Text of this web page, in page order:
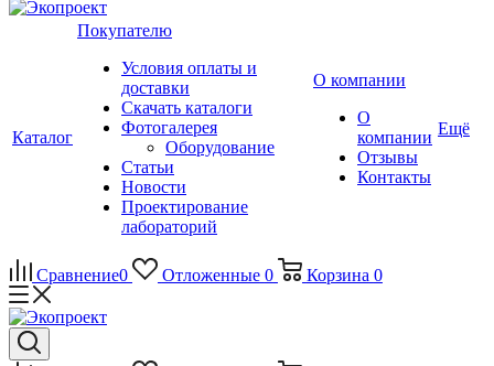
Каталог
Покупателю
Условия оплаты и
доставки
Скачать каталоги
Фотогалерея
Оборудование
Статьи
Новости
Проектирование
лабораторий
О компании
О
компании
Отзывы
Контакты
Ещё
Сравнение0 Отложенные 0 Корзина 0